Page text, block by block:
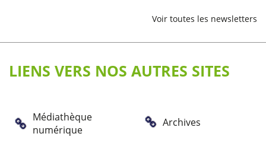
Voir toutes les newsletters
LIENS VERS NOS AUTRES SITES
Médiathèque
numérique
Archives